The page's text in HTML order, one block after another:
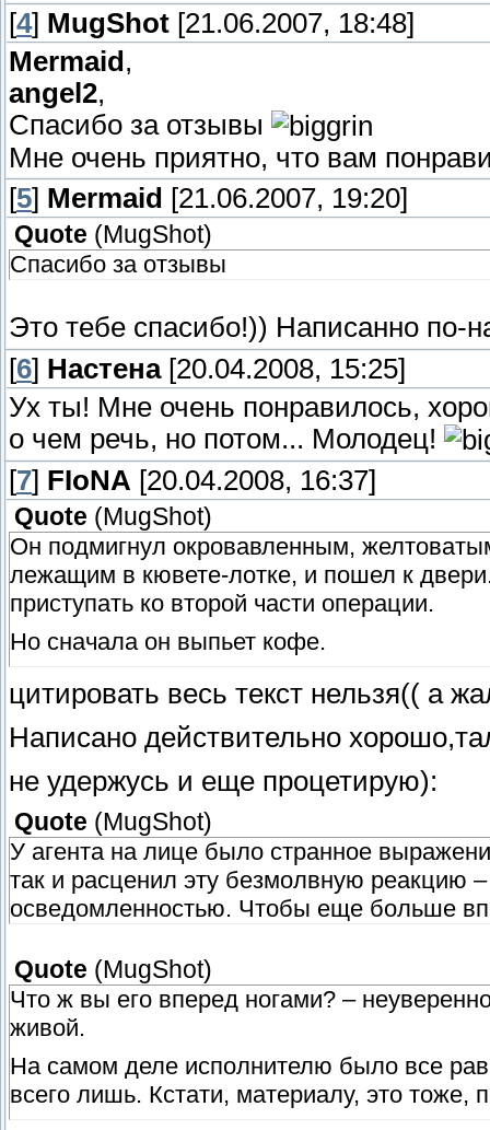
[4] MugShot [21.06.2007, 18:48]
Mermaid,
angel2,
Спасибо за отзывы
Мне очень приятно, что вам
[5] Mermaid [21.06.2007, 19:20]
Quote (MugShot)
Спасибо за отзывы
Это тебе спасибо!)) Написанно по-
[6] Настена[20.04.2008, 15:25]
Ух ты! Мне очень понравилось,
о чем речь, но потом... Молодец!
[7] FIoNA [20.04.2008, 16:37]
Quote (MugShot)
Он подмигнул окровавленным,
лежащим в кювете-лотке, и пошел к
приступать ко второй части операции.
Но сначала он выпьет кофе.
цитировать весь текст нельзя(( а
Написано действительно
не удержусь и еще процетирую):
Quote (MugShot)
У агента на лице было странное
так и расценил эту безмолвную реакцию
осведомленностью. Чтобы еще больше
Quote (MugShot)
Что ж вы его вперед ногами? –
живой.
На самом деле исполнителю было все
всего лишь. Кстати, материалу, это тоже,